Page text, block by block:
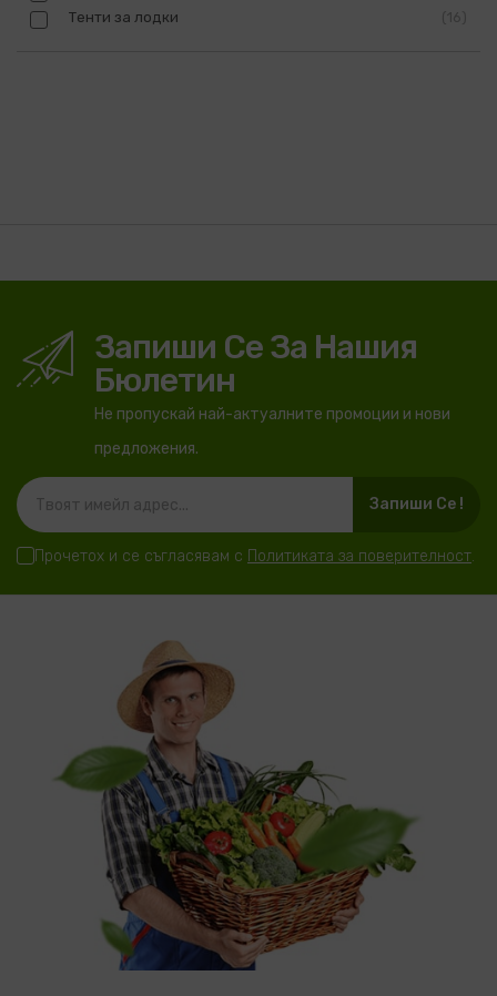
Тенти за лодки
Запиши Се За Нашия
Бюлетин
Не пропускай най-актуалните промоции и нови
предложения.
Запиши Се !
Прочетох и се съгласявам с Политиката за поверителност.